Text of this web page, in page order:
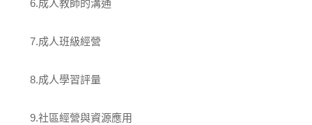
6.成人教師的溝通
7.成人班級經營
8.成人學習評量
9.社區經營與資源應用